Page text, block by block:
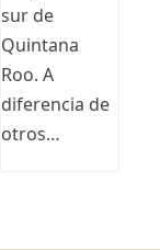
sur de
Quintana
Roo. A
diferencia de
otros…